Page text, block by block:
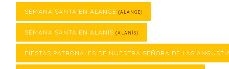
SEMANA SANTA EN ALANGE (ALANGE)
SEMANA SANTA EN ALANÍS (ALANÍS)
FIESTAS PATRONALES DE NUESTRA SEÑORA DE LAS